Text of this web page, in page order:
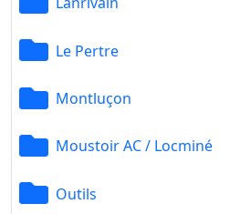
Le Pertre
Montluçon
Moustoir AC / Locminé
Outils